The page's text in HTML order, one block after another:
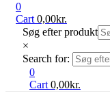
0
Cart 0,00kr.
Søg efter produkt
×
Search for:
0
Cart 0,00kr.